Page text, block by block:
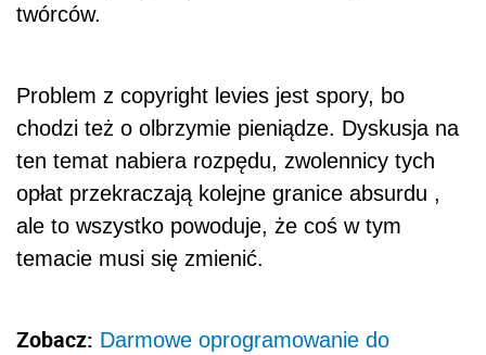
twórców.
Problem z copyright levies jest spory, bo
chodzi też o olbrzymie pieniądze. Dyskusja na
ten temat nabiera rozpędu, zwolennicy tych
opłat przekraczają kolejne granice absurdu ,
ale to wszystko powoduje, że coś w tym
temacie musi się zmienić.
Zobacz: Darmowe oprogramowanie do